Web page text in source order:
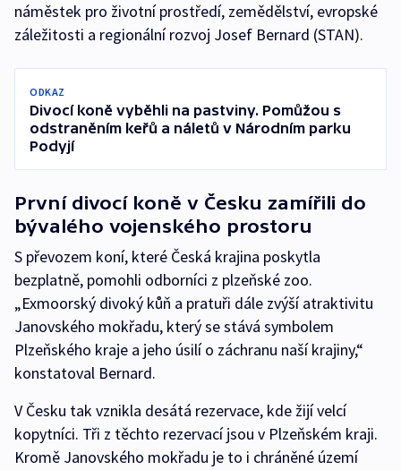
náměstek pro životní prostředí, zemědělství, evropské
záležitosti a regionální rozvoj Josef Bernard (STAN).
ODKAZ
Divocí koně vyběhli na pastviny. Pomůžou s
odstraněním keřů a náletů v Národním parku
Podyjí
První divocí koně v Česku zamířili do
bývalého vojenského prostoru
S převozem koní, které Česká krajina poskytla
bezplatně, pomohli odborníci z plzeňské zoo.
„Exmoorský divoký kůň a pratuři dále zvýší atraktivitu
Janovského mokřadu, který se stává symbolem
Plzeňského kraje a jeho úsilí o záchranu naší krajiny,“
konstatoval Bernard.
V Česku tak vznikla desátá rezervace, kde žijí velcí
kopytníci. Tři z těchto rezervací jsou v Plzeňském kraji.
Kromě Janovského mokřadu je to i chráněné území